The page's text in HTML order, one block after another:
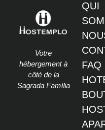
Votre
hébergement à
côté de la
Sagrada Família
QUI
FAQ